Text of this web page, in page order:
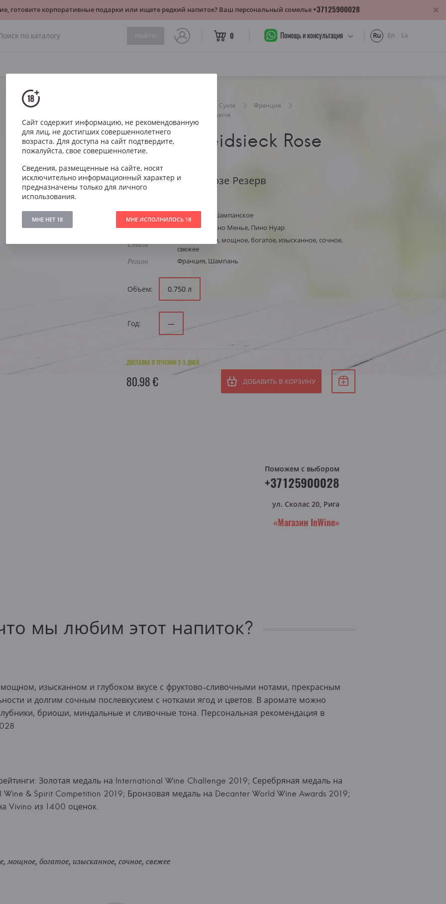
0 Помощь и консультация Ru En Lv
Сухое
Франция
Charles Heidsieck Rose Reserve
Charles Heidsieck Rose
Reserve
Чарльз Хайдсик Розе Резерв
Тип Розе Сухое Шампанское
Виноград Шардоне, Пино Менье, Пино Нуар
Стиль
Аперитивное, мощное, богатое, изысканное, сочное,
свежее
Регион Франция, Шампань
Объем: 0.750 л
Год: —
ДОСТАВКА В ТЕЧЕНИИ 2-3 ДНЕЙ
80.98 € ДОБАВИТЬ В КОРЗИНУ
Поможем с выбором
+37125900028
ул. Сколас 20, Рига
«Магазин InWine»
мы любим этот напиток?
изысканном и глубоком вкусе с фруктово-сливочными нотами, прекрасным
и долгим сочным послевкусием с нотками ягод и цветов. В аромате можно
бриоши, миндальные и сливочные тона. Персональная рекомендация в
Золотая медаль на International Wine Challenge 2019; Серебряная медаль на
Wine & Spirit Competition 2019; Бронзовая медаль на Decanter World Wine Awards 2019;
Vivino из 1400 оценок.
мощное, богатое, изысканное, сочное, свежее
Сайт содержит информацию, не рекомендованную
для лиц, не достигших совершеннолетнего
возраста. Для доступа на сайт подтвердите,
пожалуйста, свое совершеннолетие.
Сведения, размещенные на сайте, носят
исключительно информационный характер и
предназначены только для личного
использования.
МНЕ НЕТ 18 МНЕ ИСПОЛНИЛОСЬ 18
готовите корпоративные подарки или ищете редкий напиток? Ваш персональный сомелье+37125900028